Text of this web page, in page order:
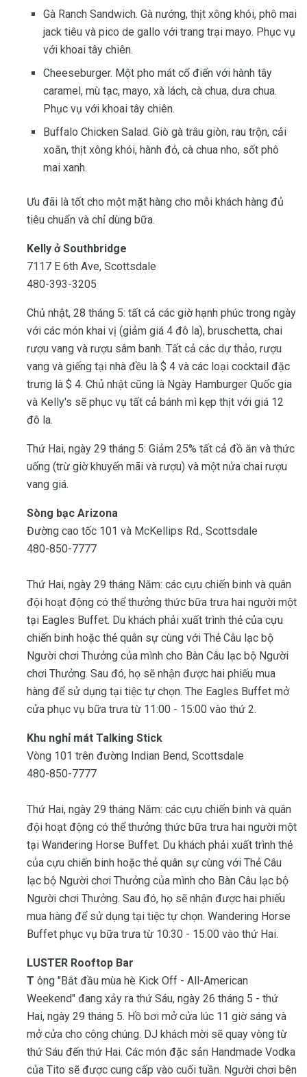
Gà Ranch Sandwich. Gà nướng, thịt xông khói, phô mai
jack tiêu và pico de gallo với trang trại mayo. Phục vụ
với khoai tây chiên.
Cheeseburger. Một pho mát cổ điển với hành tây
caramel, mù tạc, mayo, xà lách, cà chua, dưa chua.
Phục vụ với khoai tây chiên.
Buffalo Chicken Salad. Giò gà trâu giòn, rau trộn, cải
xoăn, thịt xông khói, hành đỏ, cà chua nho, sốt phô
mai xanh.
Ưu đãi là tốt cho một mặt hàng cho mỗi khách hàng đủ
tiêu chuẩn và chỉ dùng bữa.
Kelly ở Southbridge
7117 E 6th Ave, Scottsdale
480-393-3205
Chủ nhật, 28 tháng 5: tất cả các giờ hạnh phúc trong ngày
với các món khai vị (giảm giá 4 đô la), bruschetta, chai
rượu vang và rượu sâm banh. Tất cả các dự thảo, rượu
vang và giếng tại nhà đều là $ 4 và các loại cocktail đặc
trưng là $ 4. Chủ nhật cũng là Ngày Hamburger Quốc gia
và Kelly's sẽ phục vụ tất cả bánh mì kẹp thịt với giá 12
đô la.
Thứ Hai, ngày 29 tháng 5: Giảm 25% tất cả đồ ăn và thức
uống (trừ giờ khuyến mãi và rượu) và một nửa chai rượu
vang giá.
Sòng bạc Arizona
Đường cao tốc 101 và McKellips Rd., Scottsdale
480-850-7777
Thứ Hai, ngày 29 tháng Năm: các cựu chiến binh và quân
đội hoạt động có thể thưởng thức bữa trưa hai người một
tại Eagles Buffet. Du khách phải xuất trình thẻ của cựu
chiến binh hoặc thẻ quân sự cùng với Thẻ Câu lạc bộ
Người chơi Thưởng của mình cho Bàn Câu lạc bộ Người
chơi Thưởng. Sau đó, họ sẽ nhận được hai phiếu mua
hàng để sử dụng tại tiệc tự chọn. The Eagles Buffet mở
cửa phục vụ bữa trưa từ 11:00 - 15:00 vào thứ 2.
Khu nghỉ mát Talking Stick
Vòng 101 trên đường Indian Bend, Scottsdale
480-850-7777
Thứ Hai, ngày 29 tháng Năm: các cựu chiến binh và quân
đội hoạt động có thể thưởng thức bữa trưa hai người một
tại Wandering Horse Buffet. Du khách phải xuất trình thẻ
của cựu chiến binh hoặc thẻ quân sự cùng với Thẻ Câu
lạc bộ Người chơi Thưởng của mình cho Bàn Câu lạc bộ
Người chơi Thưởng. Sau đó, họ sẽ nhận được hai phiếu
mua hàng để sử dụng tại tiệc tự chọn. Wandering Horse
Buffet phục vụ bữa trưa từ 10:30 - 15:00 vào thứ Hai.
LUSTER Rooftop Bar
T ông "Bắt đầu mùa hè Kick Off - All-American
Weekend" đang xảy ra thứ Sáu, ngày 26 tháng 5 - thứ
Hai, ngày 29 tháng 5. Hồ bơi mở cửa lúc 11 giờ sáng và
mở cửa cho công chúng. DJ khách mời sẽ quay vòng từ
thứ Sáu đến thứ Hai. Các món đặc sản Handmade Vodka
của Tito sẽ được cung cấp vào cuối tuần. Người chơi bên